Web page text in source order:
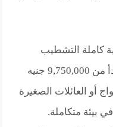
كاملة التشطيب
مكوّنة من غرفتين نوم بسعر يبدأ من 9,750,000 جنيه
أو العائلات الصغيرة
بيئة متكاملة.